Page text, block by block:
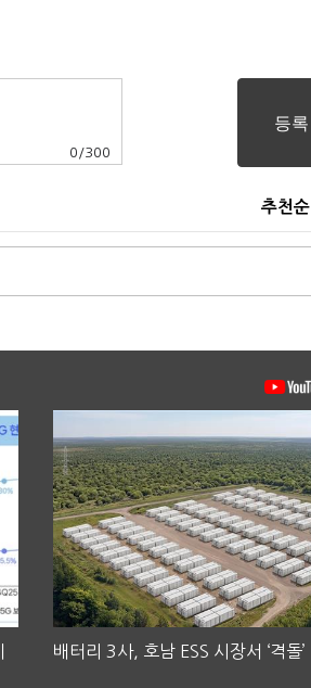
0 /300
추천순
배터리 3사, 호남 ESS 시장서 ‘격돌’